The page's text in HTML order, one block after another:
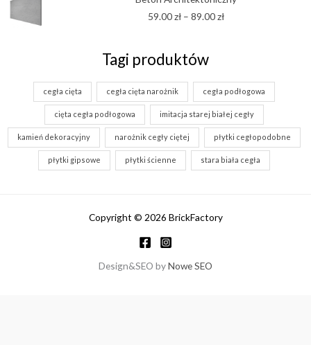
59.00zł – 89.00zł
cen:
od
Tagi produktów
cegła cięta cegła cięta narożnik cegła podłogowa
cięta cegła podłogowa imitacja starej białej cegły
kamień dekoracyjny narożnik cegły ciętej płytki cegłopodobne
płytki gipsowe płytki ścienne stara biała cegła
Copyright © 2026 BrickFactory
Design&SEO byNowe SEO